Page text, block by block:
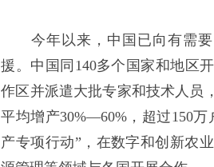
今年以来，中国已向有需要
援。中国同140多个国家和地区
作区并派遣大批专家和技术人员
平均增产30%—60%，超过150
产专项行动”，在数字和创新农